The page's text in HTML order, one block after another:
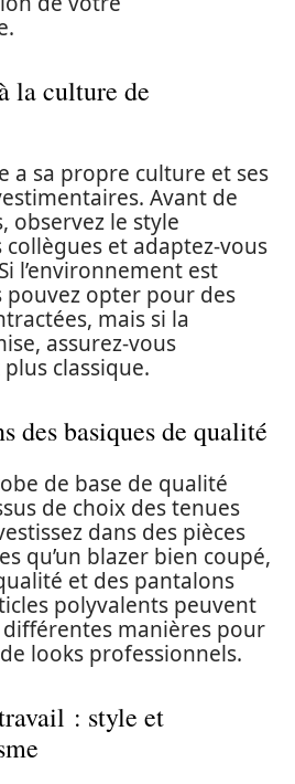
la culture de
a sa propre culture et ses
Avant de
observez le style
et adaptez-vous
l’environnement est
pouvez opter pour des
mais si la
assurez-vous
classique.
des basiques de qualité
de base de qualité
de choix des tenues
dans des pièces
qu’un blazer bien coupé,
et des pantalons
polyvalents peuvent
manières pour
looks professionnels.
: style et